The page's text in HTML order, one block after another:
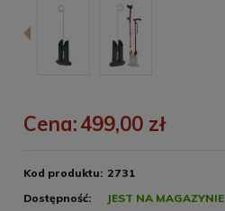
Cena:499,00 zł
Kod produktu: 2731
Dostępność:
JEST NA MAGAZYNIE